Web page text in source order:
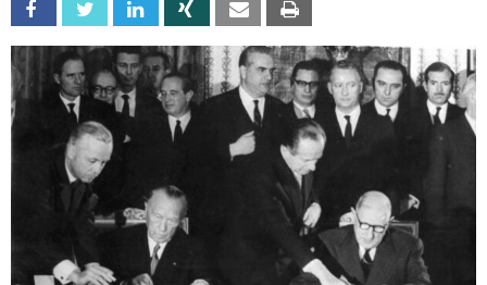
Facebook Twitter Linkedin Xing Email